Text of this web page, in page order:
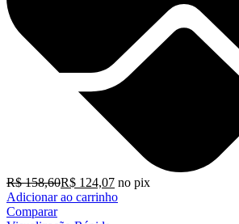
R$158,60R$ 124,07 no pix
Adicionar ao carrinho
Comparar